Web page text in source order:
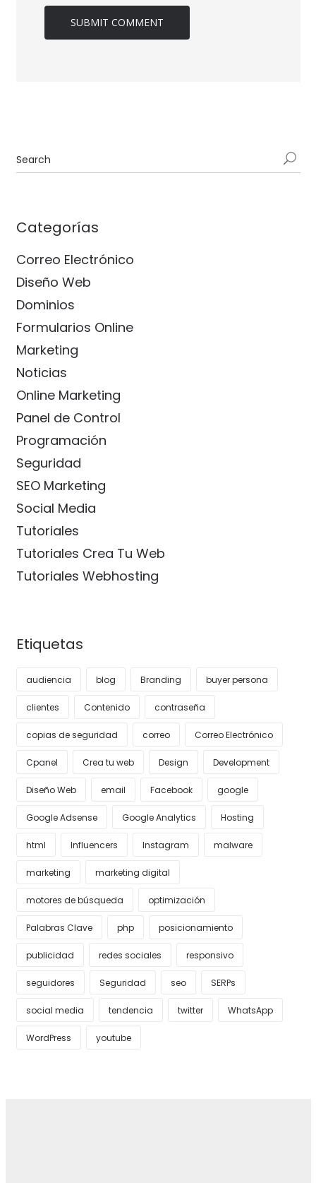
Categorías
Correo Electrónico
Diseño Web
Dominios
Formularios Online
Marketing
Noticias
Online Marketing
Panel de Control
Programación
Seguridad
SEO Marketing
Social Media
Tutoriales
Tutoriales Crea Tu Web
Tutoriales Webhosting
Etiquetas
audiencia blog Branding buyer persona
clientes Contenido contraseña
copias de seguridad correo Correo Electrónico
Cpanel Crea tu web Design Development
Diseño Web email Facebook google
Google Adsense Google Analytics Hosting
html Influencers Instagram malware
marketing marketing digital
motores de búsqueda optimización
Palabras Clave php posicionamiento
publicidad redes sociales responsivo
seguidores Seguridad seo SERPs
social media tendencia twitter WhatsApp
WordPress youtube